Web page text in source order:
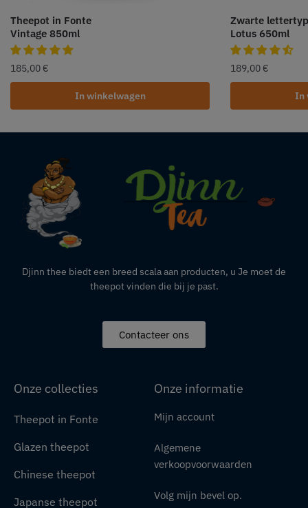
Theepot in Fonte
Vintage 850ml
185,00 €
In winkelwagen
Zwarte
Lotus 650ml
189,00 €
In
Djinn thee biedt een breed scala aan producten, u Je moet de
theepot vinden die bij je past.
Contacteer ons
Onze collecties
Theepot in Fonte
Glazen theepot
Chinese theepot
Japanse theepot
Onze informatie
Mijn account
Algemene
verkoopvoorwaarden
Volg mijn bevel op.